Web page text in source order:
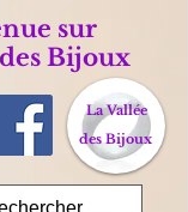
sur
Bijoux
La Vallée
des Bijoux